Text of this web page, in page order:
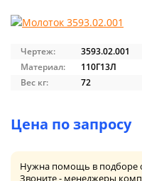
Чертеж:
3593.02.001
Материал:
110Г13Л
Вес кг:
72
Цена по запросу
Нужна помощь в подборе
Звоните - менеджеры